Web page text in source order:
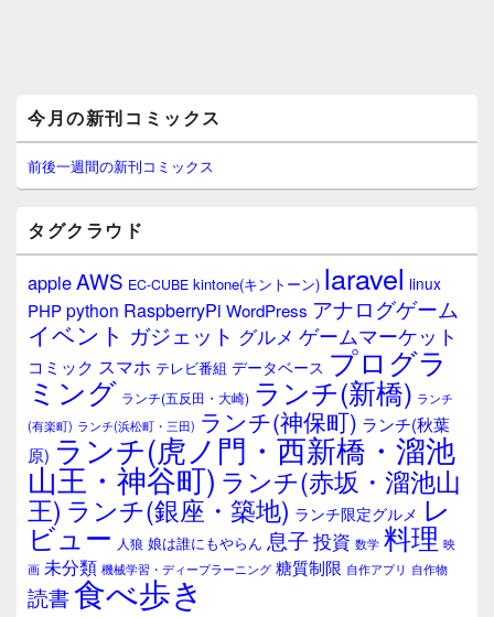
イ
ン
サ
イ
ウ
ィ
ジ
ェ
ア
今月の新刊コミックス
前後一週間の新刊コミックス
タグクラウド
appleAWS EC-CUBE kintone(キントーン) laravel linux
PHPpython RaspberryPi WordPress アナログゲーム
イベント ガジェット グルメ ゲームマーケット
コミック スマホ テレビ番組 データベース プログラ
ミング ランチ(五反田・大崎) ランチ(新橋) ランチ
(有楽町) ランチ(浜松町・三田) ランチ(神保町) ランチ(秋葉
原) ランチ(虎ノ門・西新橋・溜池
山王・神谷町) ランチ(赤坂・溜池山
王) ランチ(銀座・築地) ランチ限定グルメ レ
ビュー 人狼 娘は誰にもやらん 息子 投資 数学 料理 映
画 未分類 機械学習・ディープラーニング 糖質制限 自作アプリ 自作物
読書食べ歩き